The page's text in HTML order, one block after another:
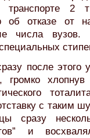
транспорте
об отказе от
числа
после
громко
с таким
сразу
и